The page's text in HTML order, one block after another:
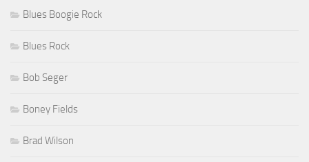
Blues Boogie Rock
Blues Rock
Bob Seger
Boney Fields
Brad Wilson